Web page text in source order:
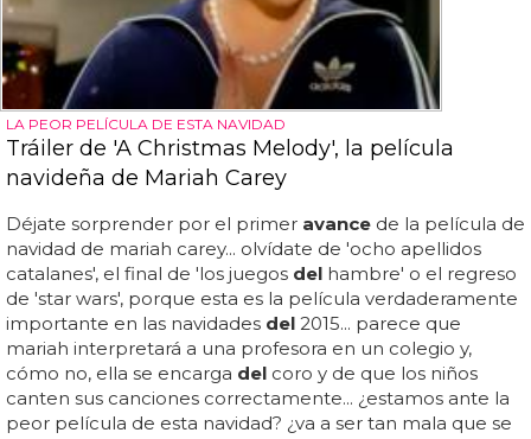
LA PEOR PELÍCULA DE ESTA NAVIDAD
Tráiler de 'A Christmas Melody', la película
navideña de Mariah Carey
Déjate sorprender por el primer avance de la película de
navidad de mariah carey... olvídate de 'ocho apellidos
catalanes', el final de 'los juegos del hambre' o el regreso
de 'star wars', porque esta es la película verdaderamente
importante en las navidades del 2015... parece que
mariah interpretará a una profesora en un colegio y,
cómo no, ella se encarga del coro y de que los niños
canten sus canciones correctamente... ¿estamos ante la
peor película de esta navidad? ¿va a ser tan mala que se